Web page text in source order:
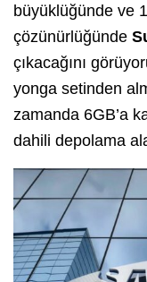
büyüklüğünde ve
çözünürlüğünde
çıkacağını
yonga setinden
zamanda 6GB’a
dahili depolama